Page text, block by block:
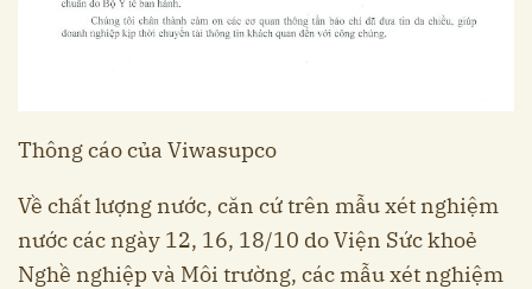
Thông cáo của Viwasupco
Về chất lượng nước, căn cứ trên mẫu xét nghiệm
nước các ngày 12, 16, 18/10 do Viện Sức khoẻ
Nghề nghiệp và Môi trường, các mẫu xét nghiệm